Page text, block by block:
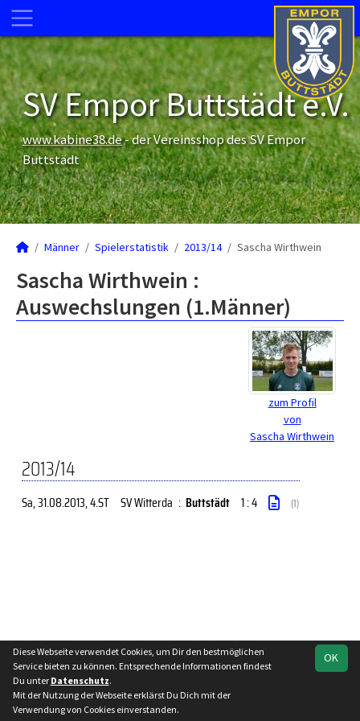
SV Empor Buttstädt e.V.
www.kabine38.de- der Vereinsshop des SV Empor
Buttstädt
Männer Spielerstatistik 2013/14 Sascha Wirthwein
Sascha Wirthwein :
Auswechslungen (1.Männer)
zum Profil
von
Sascha Wirthwein
2013/14
Sa, 31.08.2013, 4.ST SV Witterda : Buttstädt 1 : 4 (1)
soccero.de
© 2006 - 2026
Besucherstatistik Impressum Datenschutz
OK
Diese Webseite verwendet Cookies, um Dir den bestmöglichen
Service bieten zu können. Entsprechende Informationen findest
Du unter Datenschutz.
Mit der Nutzung der Webseite erklärst Du Dich mit der
Verwendung von Cookies einverstanden.